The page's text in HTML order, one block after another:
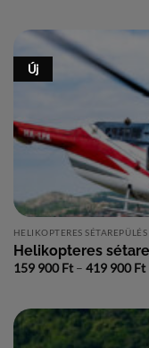
44
Új
HELIKOPTERES SÉTAREPÜLÉS
Helikopteres
159 900Ft – 419 900Ft